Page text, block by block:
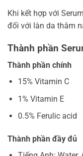
Khi kết hợp với
đối với làn da thâm
Thành phần
Thành phần chính
15% Vitamin C
1% Vitamin E
0.5% Ferulic acid
Thành phần đầy đủ